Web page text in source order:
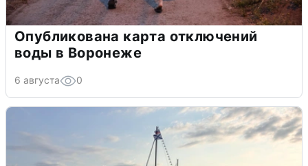
Опубликована карта отключений
воды в Воронеже
6 августа 0